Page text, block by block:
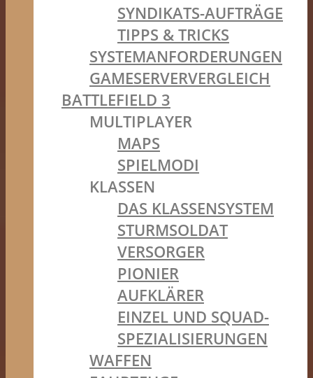
SYNDIKATS-AUFTRÄGE
TIPPS & TRICKS
SYSTEMANFORDERUNGEN
GAMESERVERVERGLEICH
BATTLEFIELD 3
MULTIPLAYER
MAPS
SPIELMODI
KLASSEN
DAS KLASSENSYSTEM
STURMSOLDAT
VERSORGER
PIONIER
AUFKLÄRER
EINZEL UND SQUAD-
SPEZIALISIERUNGEN
WAFFEN